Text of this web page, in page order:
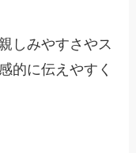
しみやすさやス
的に伝えやすく